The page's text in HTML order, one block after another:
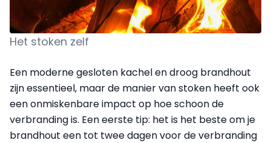
Het stoken zelf
Een moderne gesloten kachel en droog brandhout
zijn essentieel, maar de manier van stoken heeft ook
een onmiskenbare impact op hoe schoon de
verbranding is. Een eerste tip: het is het beste om je
brandhout een tot twee dagen voor de verbranding